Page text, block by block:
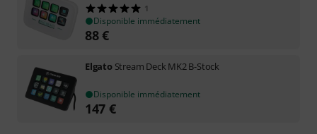
1
Disponible immédiatement
88€
Elgato Stream Deck MK2 B-Stock
Disponible immédiatement
147 €